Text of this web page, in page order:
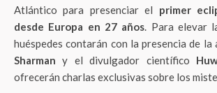
Atlántico para presenciar el primer
desde Europa en 27 años. Para elevar
huéspedes contarán con la presencia de la
Sharman y el divulgador científico
ofrecerán charlas exclusivas sobre los